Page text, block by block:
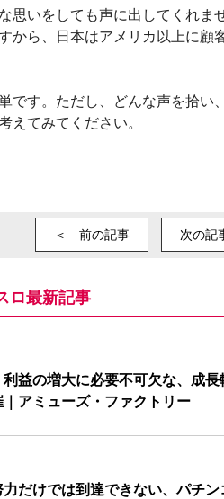
思いをしても声に出してくれま
から、日本はアメリカ以上に顧
です。ただし、どんな声を拾い
えてみてください。
＜ 前の記事 次の
ロ最新記事
利益の増大に必要不可欠な、成
｜アミューズ・ファクトリー
力だけでは到達できない、パチ